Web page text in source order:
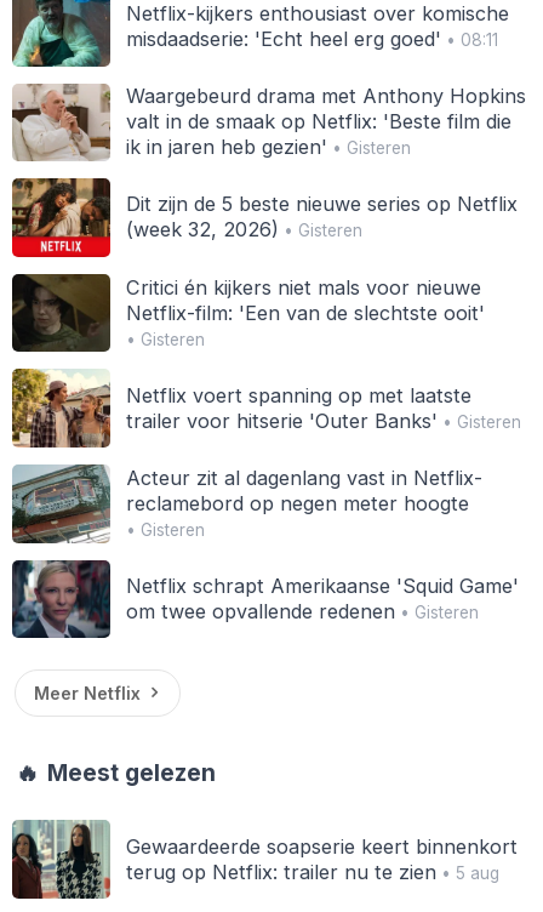
Netflix-kijkers enthousiast over komische
misdaadserie: 'Echt heel erg goed' • 08:11
Waargebeurd drama met Anthony Hopkins
valt in de smaak op Netflix: 'Beste film die
ik in jaren heb gezien' • Gisteren
Dit zijn de 5 beste nieuwe series op Netflix
(week 32, 2026) • Gisteren
Critici én kijkers niet mals voor nieuwe
Netflix-film: 'Een van de slechtste ooit'
• Gisteren
Netflix voert spanning op met laatste
trailer voor hitserie 'Outer Banks' • Gisteren
Acteur zit al dagenlang vast in Netflix-
reclamebord op negen meter hoogte
• Gisteren
Netflix schrapt Amerikaanse 'Squid Game'
om twee opvallende redenen• Gisteren
Meer Netflix
🔥 Meest gelezen
Gewaardeerde soapserie keert binnenkort
terug op Netflix: trailer nu te zien• 5 aug